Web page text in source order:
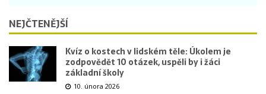
NEJČTENĚJŠÍ
Kvíz o kostech v lidském těle: Úkolem je
zodpovědět 10 otázek, uspěli by i žáci
základní školy
10. února 2026